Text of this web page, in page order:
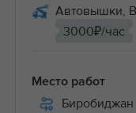
Автовышки,
3000₽/час
Место работ
Биробиджан